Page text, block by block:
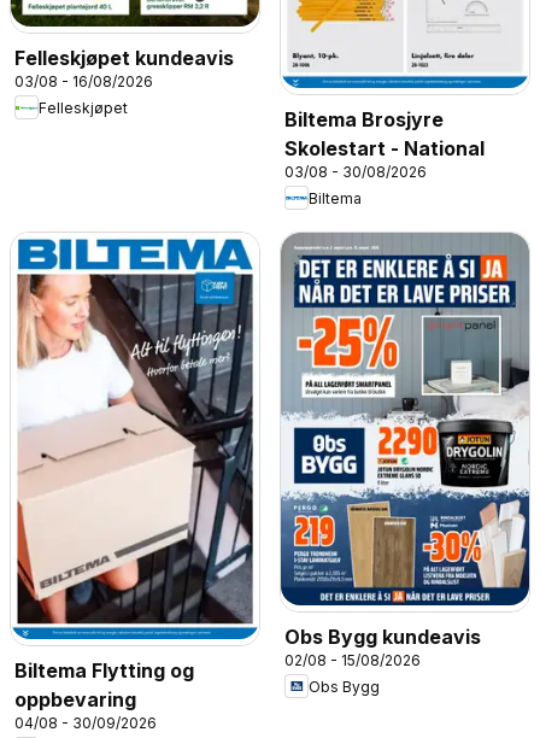
Felleskjøpet kundeavis
03/08 - 16/08/2026
Felleskjøpet
Biltema Brosjyre
Skolestart - National
03/08 - 30/08/2026
Biltema
Biltema Flytting og
oppbevaring
04/08 - 30/09/2026
Obs Bygg kundeavis
02/08 - 15/08/2026
Obs Bygg